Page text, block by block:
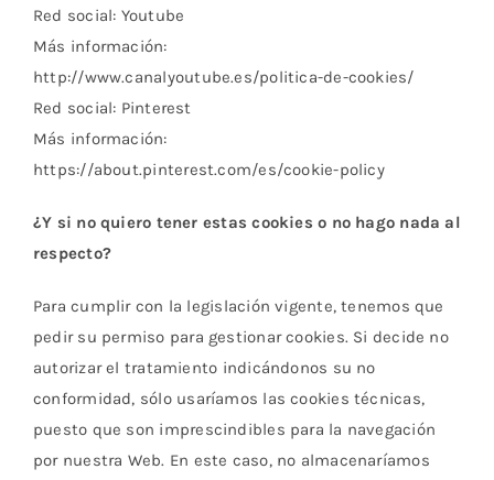
Red social: Youtube
Más información:
http://www.canalyoutube.es/politica-de-cookies/
Red social: Pinterest
Más información:
https://about.pinterest.com/es/cookie-policy
¿Y si no quiero tener estas cookies o no hago nada al
respecto?
Para cumplir con la legislación vigente, tenemos que
pedir su permiso para gestionar cookies. Si decide no
autorizar el tratamiento indicándonos su no
conformidad, sólo usaríamos las cookies técnicas,
puesto que son imprescindibles para la navegación
por nuestra Web. En este caso, no almacenaríamos